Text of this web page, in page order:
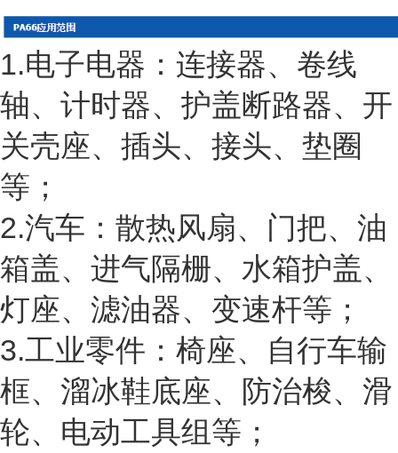
1.电子电器：连接器、卷线
轴、计时器、护盖断路器、开
关壳座、插头、接头、垫圈
等；
2.汽车：散热风扇、门把、油
箱盖、进气隔栅、水箱护盖、
灯座、滤油器、变速杆等；
3.工业零件：椅座、自行车输
框、溜冰鞋底座、防治梭、滑
轮、电动工具组等；